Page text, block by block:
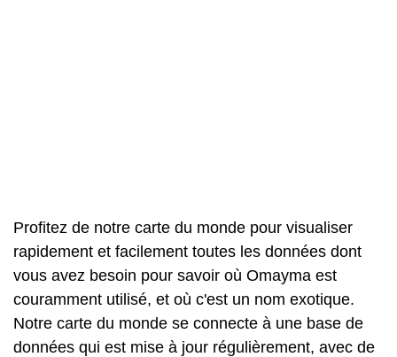
Profitez de notre carte du monde pour visualiser
rapidement et facilement toutes les données dont
vous avez besoin pour savoir où Omayma est
couramment utilisé, et où c'est un nom exotique.
Notre carte du monde se connecte à une base de
données qui est mise à jour régulièrement, avec de